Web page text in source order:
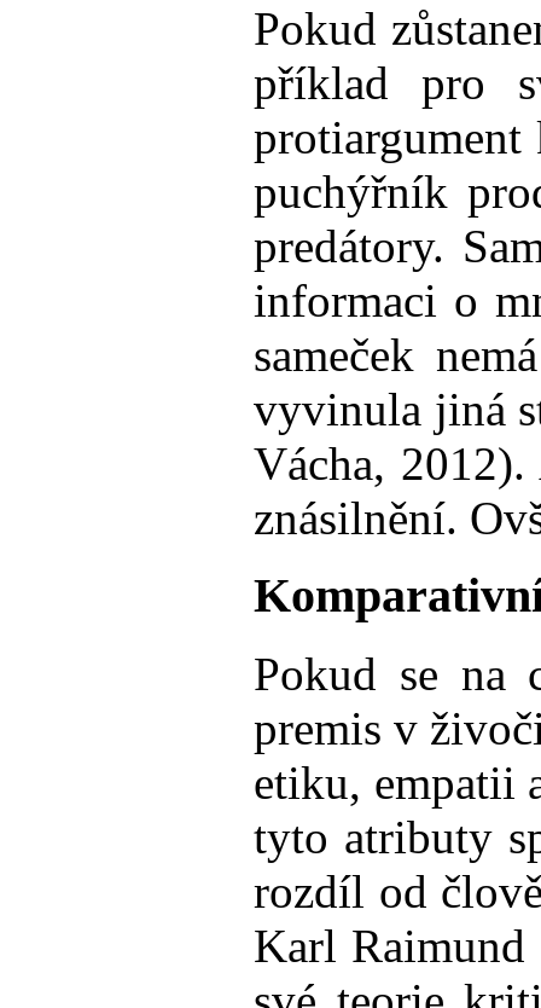
Pokud
příklad pro
puchýřník
predátory.
informaci o
sameček
vyvinula jiná
Vácha,
znásilnění.
Pokud se na
premis v
etiku, empatii
tyto atributy
rozdíl od
Karl Raimund